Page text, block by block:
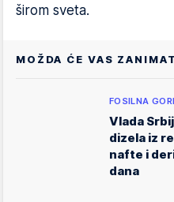
širom sveta.
MOŽDA ĆE VAS
FOSILNA
Vlada
dizela iz
nafte i
dana